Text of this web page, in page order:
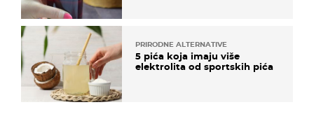
PRIRODNE ALTERNATIVE
5 pića koja imaju više
elektrolita od sportskih pića